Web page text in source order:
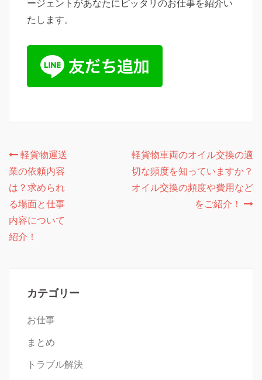
ージェントがあなたにピッタリのお仕事を紹介い
たします。
投
稿
ナ
ビ
ゲ
軽貨物運送
業の依頼内容
は？求められ
る場面と仕事
内容について
紹介！
軽貨物車両のオイル交換の適
切な頻度を知っていますか？
オイル交換の頻度や費用など
をご紹介！
カテゴリー
お仕事
まとめ
トラブル解決